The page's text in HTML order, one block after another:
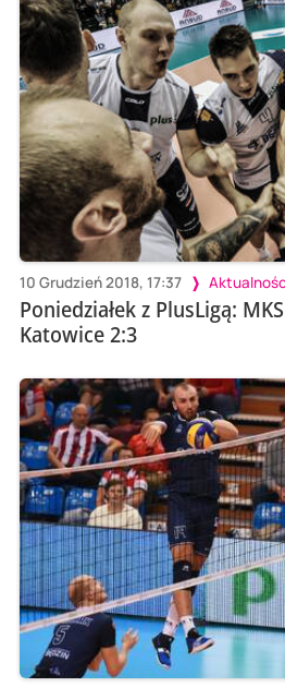
10 Grudzień 2018, 17:37
Poniedziałek z PlusLigą:
Katowice 2:3